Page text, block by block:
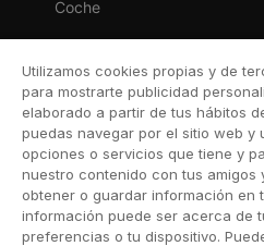
Coche
Viaje
Hogar
Vida
Decesos
Utilizamos cookies propias y de
para mostrarte publicidad
elaborado a partir de tus hábitos
puedas navegar por el sitio web y
opciones o servicios que tiene y
nuestro contenido con tus amigos
obtener o guardar información en
información puede ser acerca de
preferencias o tu dispositivo.